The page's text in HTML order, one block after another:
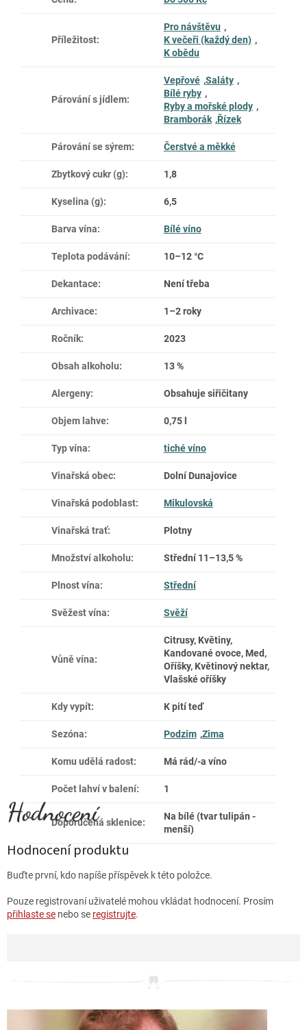
Příležitost:
Pro návštěvu ,
K večeři (každý den) ,
K obědu
Párování s jídlem:
Vepřové ,Saláty ,
Bílé ryby ,
Ryby a mořské plody ,
Bramborák ,Řízek
Párování se sýrem: Čerstvé a měkké
Zbytkový cukr (g): 1,8
Kyselina (g): 6,5
Barva vína: Bílé víno
Teplota podávání: 10–12 °C
Dekantace: Není třeba
Archivace: 1–2 roky
Ročník: 2023
Obsah alkoholu: 13 %
Alergeny: Obsahuje siřičitany
Objem lahve: 0,75 l
Typ vína: tiché víno
Vinařská obec: Dolní Dunajovice
Vinařská podoblast: Mikulovská
Vinařská trať: Plotny
Množství alkoholu: Střední 11–13,5 %
Plnost vína: Střední
Svěžest vína: Svěží
Vůně vína:
Citrusy, Květiny,
Kandované ovoce, Med,
Oříšky, Květinový nektar,
Vlašské oříšky
Kdy vypít: K pití teď
Sezóna: Podzim ,Zima
Komu udělá radost: Má rád/-a víno
Počet lahví v balení: 1
Doporučená sklenice:
Na bílé (tvar tulipán -
menší)
Hodnocení produktu
Buďte první, kdo napíše příspěvek k této položce.
Pouze registrovaní uživatelé mohou vkládat hodnocení. Prosím
přihlaste se nebo se registrujte.